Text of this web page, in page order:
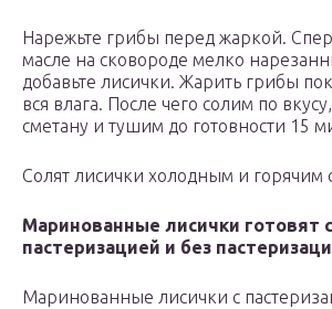
Нарежьте грибы перед жаркой.
масле на сковороде мелко
добавьте лисички. Жарить грибы
вся влага. После чего солим по
сметану и тушим до готовности 15
Солят лисички холодным и горячим
Маринованные лисички готовят с
пастеризацией и без
Маринованные лисички с